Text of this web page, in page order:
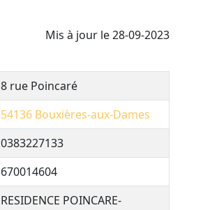
Mis à jour le 28-09-2023
8 rue Poincaré
54136 Bouxières-aux-Dames
0383227133
670014604
RESIDENCE POINCARE-